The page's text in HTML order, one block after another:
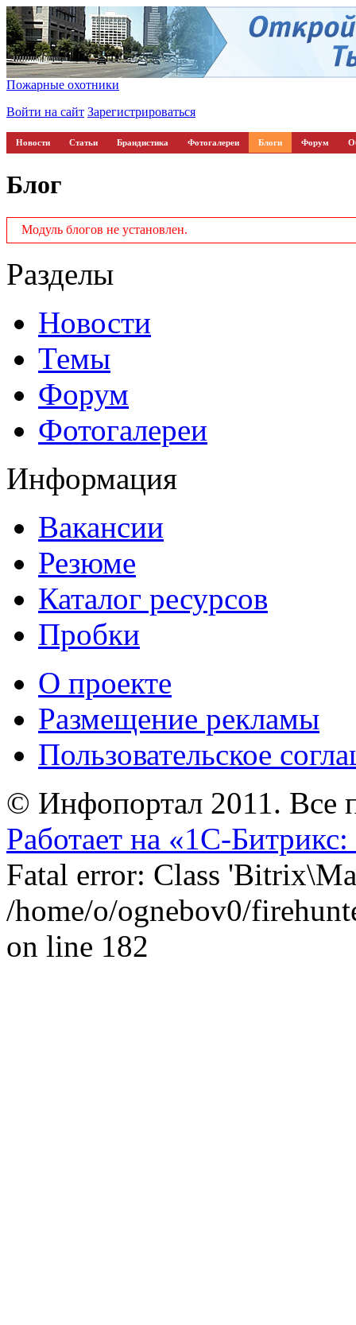
Пожарные охотники
Войти на сайт Зарегистрироваться
Новости Статьи Брандистика Фотогалереи Блоги Форум
Блог
Модуль блогов не установлен.
Разделы
Новости
Темы
Форум
Фотогалереи
Информация
Вакансии
Резюме
Каталог ресурсов
Пробки
О проекте
Размещение рекламы
Пользовательское
© Инфопортал 2011. Все
Работает на «1С-
Fatal error: Class
/home/o/ognebov0/
on line 182